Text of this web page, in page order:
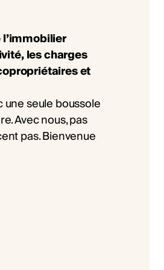
les charges
et
une seule boussole
Avec nous, pas
pas. Bienvenue